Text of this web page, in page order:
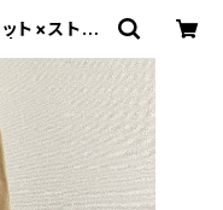
ト×ストラ